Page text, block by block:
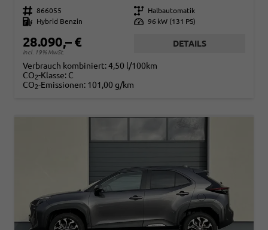
Fahrzeugnr. 866055 Getriebe
Halbautomatik
Kraftstoff
Hybrid Benzin Leistung 96 kW (131 PS)
28.090,– €
incl. 19% MwSt.
DETAILS
Verbrauch kombiniert:4,50 l/100km
CO2-Klasse: C
CO2-Emissionen: 101,00 g/km